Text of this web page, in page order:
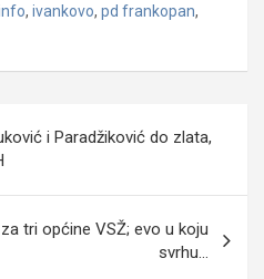
, ivankovo, pd frankopan,
i Paradžiković do zlata,
tri općine VSŽ; evo u koju
svrhu…